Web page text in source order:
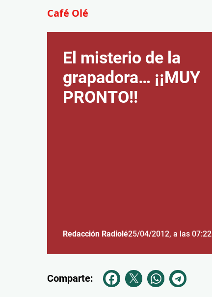
Café Olé
El misterio de la
grapadora… ¡¡MUY
PRONTO!!
Redacción Radiolé25/04/2012, a las 07:22
Comparte: